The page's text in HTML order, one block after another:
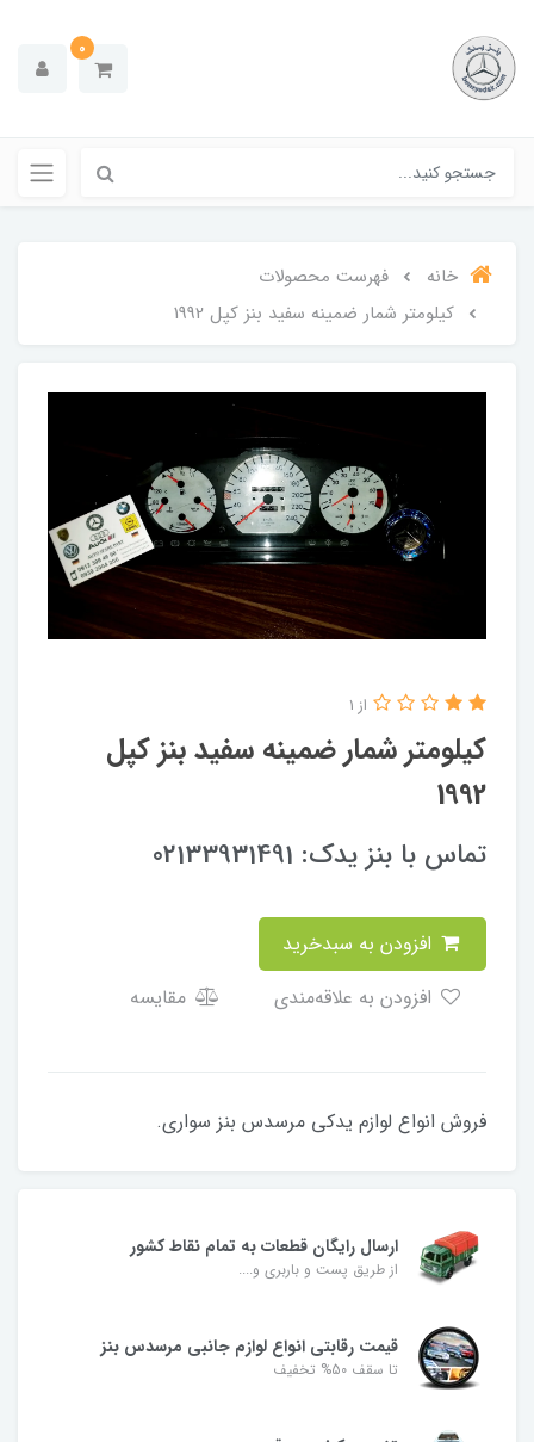
0
خانه
فهرست محصولات
کیلومتر شمار ضمینه سفید بنز کپل 1992
کیلومتر شمار ضمینه سفید بنز کپل
1992
از 1
تماس با بنز یدک: 02133931491
مقایسه
فروش انواع لوازم یدکی مرسدس بنز سواری.
ارسال رایگان قطعات به تمام نقاط کشور
از طریق پست و باربری و....
قیمت رقابتی انواع لوازم جانبی مرسدس بنز
تا سقف 50% تخفیف